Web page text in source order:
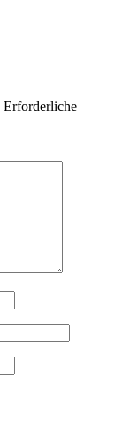
Erforderliche